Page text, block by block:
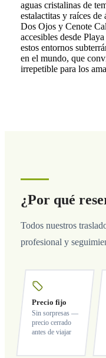
aguas cristalinas de
estalactitas y raíces
Dos Ojos y Cenote
accesibles desde
estos entornos
en el mundo, que
irrepetible para los
¿Por qué
Todos nuestros
profesional y
Precio fijo
Sin sorpresas —
precio cerrado
antes de viajar